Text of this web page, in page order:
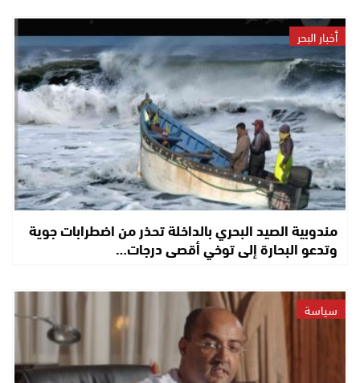
أخبار البحر
مندوبية الصيد البحري بالداخلة تحذر من اضطرابات جوية
وتدعو البحارة إلى توخي أقصى درجات…
سياسة